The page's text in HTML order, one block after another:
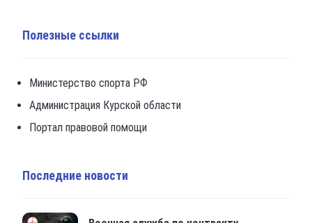
Полезные ссылки
Министерство спорта РФ
Администрация Курской области
Портал правовой помощи
Последние новости